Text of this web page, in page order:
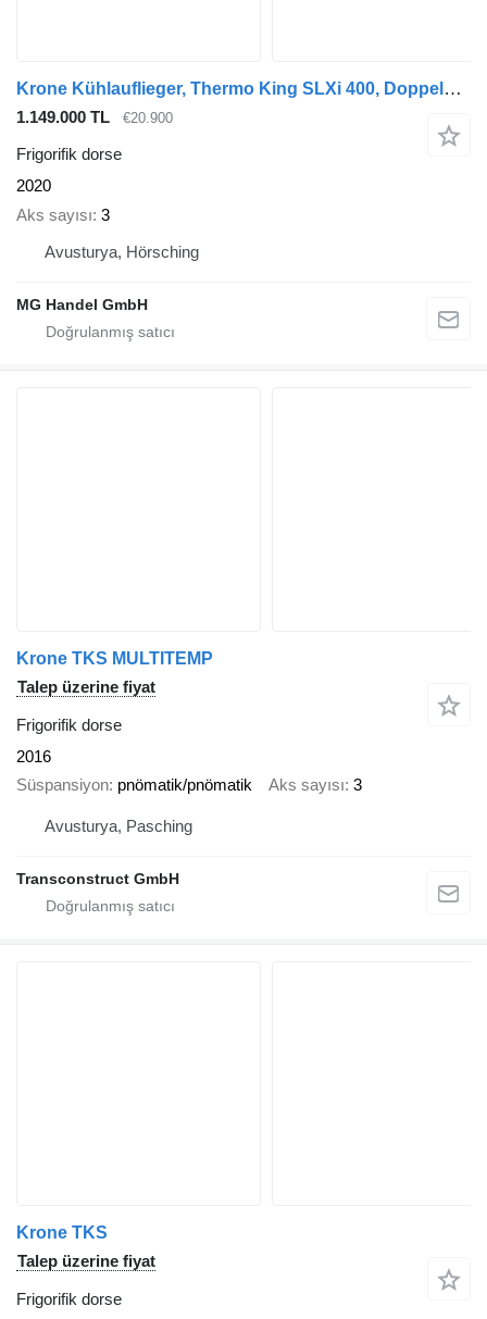
Krone Kühlauflieger, Thermo King SLXi 400, Doppelstock, SAF-Achsen
1.149.000 TL €20.900
Frigorifik dorse
2020
Aks sayısı 3
Avusturya, Hörsching
MG Handel GmbH
Krone TKS MULTITEMP
Talep üzerine fiyat
Frigorifik dorse
2016
Süspansiyon pnömatik/pnömatik Aks sayısı 3
Avusturya, Pasching
Transconstruct GmbH
Krone TKS
Talep üzerine fiyat
Frigorifik dorse